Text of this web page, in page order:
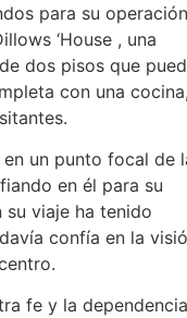
para su
‘House , una
dos pisos que
con una
un punto focal de
en él para su
su viaje ha tenido
confía en la
fe y la dependencia